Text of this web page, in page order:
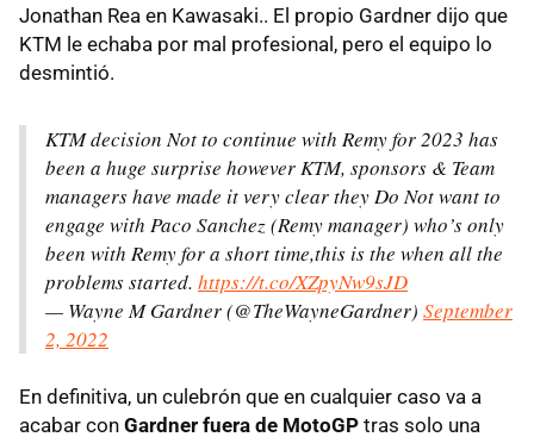
Jonathan Rea en Kawasaki.. El propio Gardner dijo que
KTM le echaba por mal profesional, pero el equipo lo
desmintió.
KTM decision Not to continue with Remy for 2023 has
been a huge surprise however KTM, sponsors & Team
managers have made it very clear they Do Not want to
engage with Paco Sanchez (Remy manager) who’s only
been with Remy for a short time,this is the when all the
problems started. https://t.co/XZpyNw9sJD
— Wayne M Gardner (@TheWayneGardner) September
2, 2022
En definitiva, un culebrón que en cualquier caso va a
acabar con Gardner fuera de MotoGP tras solo una